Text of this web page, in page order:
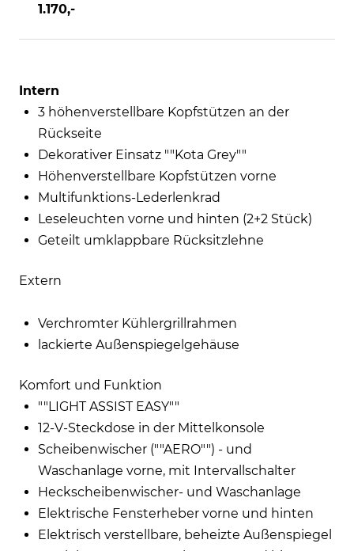
1.170,-
Intern
3 höhenverstellbare Kopfstützen an der
Rückseite
Dekorativer Einsatz ""Kota Grey""
Höhenverstellbare Kopfstützen vorne
Multifunktions-Lederlenkrad
Leseleuchten vorne und hinten (2+2 Stück)
Geteilt umklappbare Rücksitzlehne
Extern
Verchromter Kühlergrillrahmen
lackierte Außenspiegelgehäuse
Komfort und Funktion
""LIGHT ASSIST EASY""
12-V-Steckdose in der Mittelkonsole
Scheibenwischer (""AERO"") - und
Waschanlage vorne, mit Intervallschalter
Heckscheibenwischer- und Waschanlage
Elektrische Fensterheber vorne und hinten
Elektrisch verstellbare, beheizte Außenspiegel